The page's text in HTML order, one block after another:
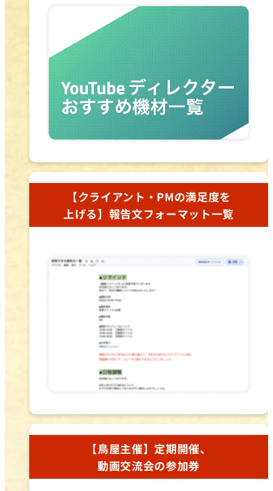
【クライアント・PMの満足度を
上げる】報告文フォーマット一覧
【鳥屋主催】定期開催、
動画交流会の参加券